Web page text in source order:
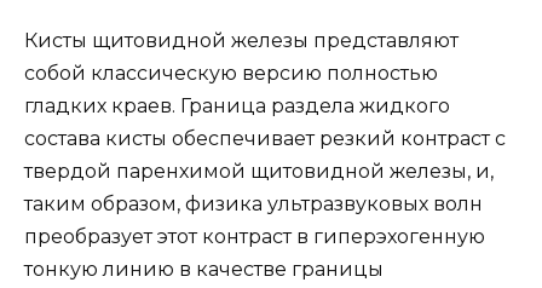
Кисты щитовидной железы представляют
собой классическую версию полностью
гладких краев. Граница раздела жидкого
состава кисты обеспечивает резкий контраст с
твердой паренхимой щитовидной железы, и,
таким образом, физика ультразвуковых волн
преобразует этот контраст в гиперэхогенную
тонкую линию в качестве границы